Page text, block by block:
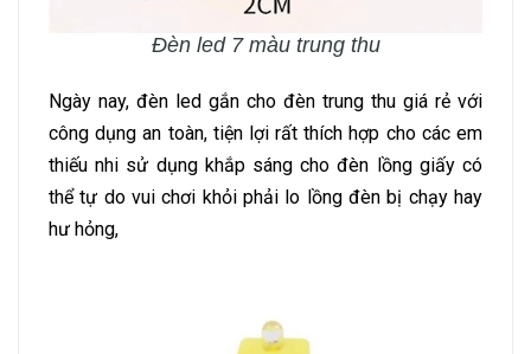
Đèn led 7 màu trung thu
Ngày nay, đèn led gắn cho đèn trung thu giá rẻ với
công dụng an toàn, tiện lợi rất thích hợp cho các em
thiếu nhi sử dụng khắp sáng cho đèn lồng giấy có
thể tự do vui chơi khỏi phải lo lồng đèn bị chạy hay
hư hỏng,